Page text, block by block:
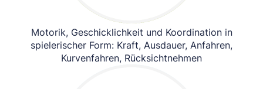
Motorik, Geschicklichkeit und Koordination in
spielerischer Form: Kraft, Ausdauer, Anfahren,
Kurvenfahren, Rücksichtnehmen